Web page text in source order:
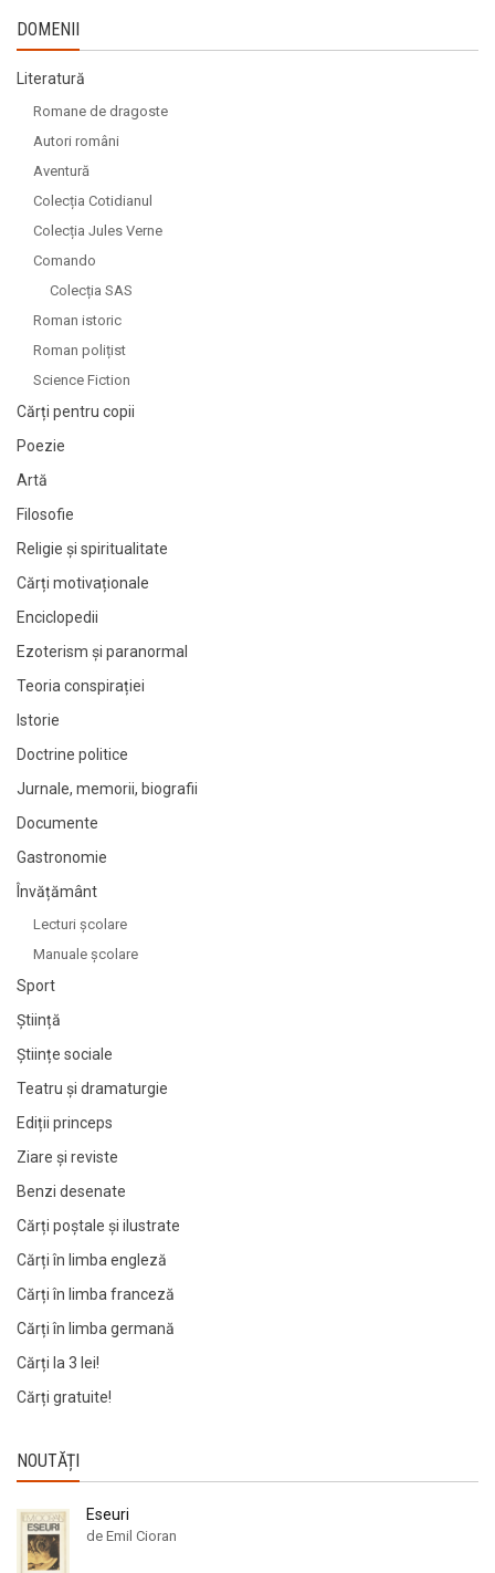
DOMENII
Literatură
Romane de dragoste
Autori români
Aventură
Colecția Cotidianul
Colecția Jules Verne
Comando
Colecția SAS
Roman istoric
Roman polițist
Science Fiction
Cărți pentru copii
Poezie
Artă
Filosofie
Religie și spiritualitate
Cărți motivaționale
Enciclopedii
Ezoterism și paranormal
Teoria conspirației
Istorie
Doctrine politice
Jurnale, memorii, biografii
Documente
Gastronomie
Învățământ
Lecturi şcolare
Manuale şcolare
Sport
Știință
Științe sociale
Teatru și dramaturgie
Ediții princeps
Ziare şi reviste
Benzi desenate
Cărți poștale și ilustrate
Cărți în limba engleză
Cărți în limba franceză
Cărți în limba germană
Cărți la 3 lei!
Cărți gratuite!
NOUTĂȚI
Eseuri
de Emil Cioran